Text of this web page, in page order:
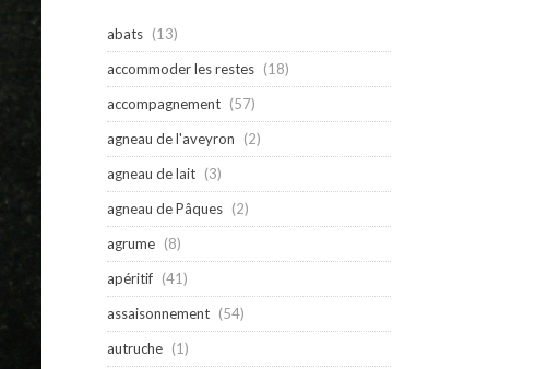
abats (13)
accommoder les restes (18)
accompagnement (57)
agneau de l'aveyron
(2)
agneau de lait (3)
agneau de Pâques (2)
agrume (8)
apéritif (41)
assaisonnement (54)
autruche (1)